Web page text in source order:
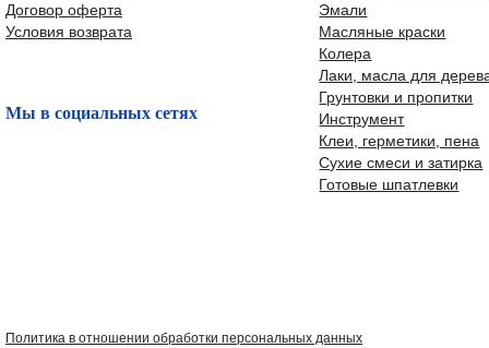
Договор оферта
Условия возврата
Мы в социальных сетях
Эмали
Масляные краски
Колера
Лаки, масла для
Грунтовки и пропитки
Инструмент
Клеи, герметики, пена
Сухие смеси и затирка
Готовые шпатлевки
Политика в отношении обработки персональных данных